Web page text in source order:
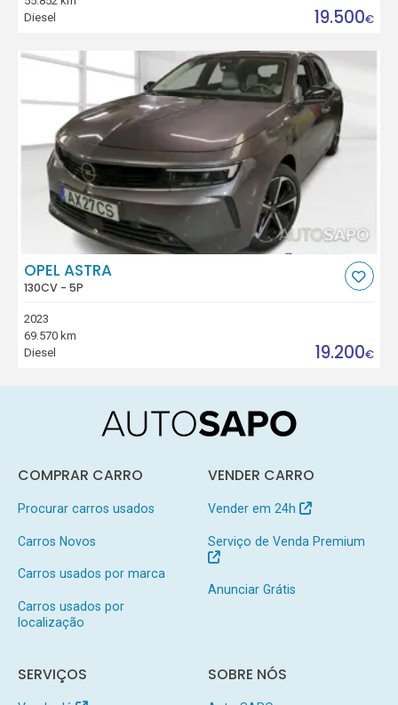
Diesel
19.500€
OPEL ASTRA
130CV - 5P
2023
69.570 km
Diesel
19.200€
COMPRAR CARRO
Procurar carros usados
Carros Novos
Carros usados por marca
Carros usados por
localização
VENDER CARRO
Vender em 24h
Serviço de Venda Premium
Anunciar Grátis
SERVIÇOS SOBRE NÓS